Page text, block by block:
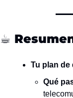
☕
Tu plan de
Qué